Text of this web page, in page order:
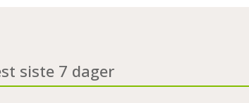
siste 7 dager